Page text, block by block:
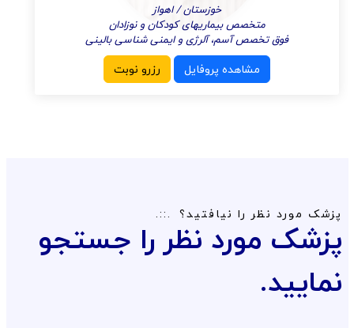
خوزستان / اهواز
متخصص بیماریهای کودکان و نوزادان
فوق تخصص آسم، آلرژی و ایمنی شناسی بالینی
مشاهده پروفایل رزرو نوبت
پزشک مورد نظر را نیافتید؟
پزشک مورد نظر را جستجو
نمایید.